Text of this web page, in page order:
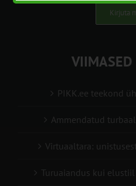
Kirjuta
VIIMASED
PIKK.ee teekond
Ammendatud
Virtuaaltara:
Turuaiandus kui